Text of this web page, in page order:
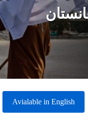
Avialable in English